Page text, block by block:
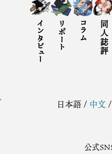
インタビュー リポート コラム 同人誌評
日本語/ 中文 /
公式